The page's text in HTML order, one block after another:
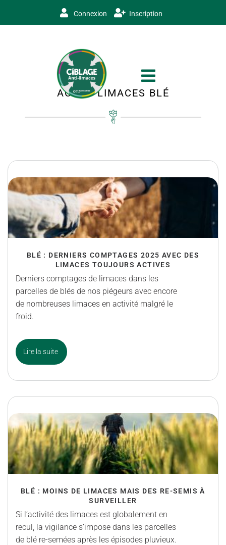
Connexion Inscription
ACTUS LIMACES BLÉ
BLÉ : DERNIERS COMPTAGES 2025 AVEC DES
LIMACES TOUJOURS ACTIVES
Derniers comptages de limaces dans les
parcelles de blés de nos piégeurs avec encore
de nombreuses limaces en activité malgré le
froid.
Lire la suite
BLÉ : MOINS DE LIMACES MAIS DES RE-SEMIS À
SURVEILLER
Si l’activité des limaces est globalement en
recul, la vigilance s’impose dans les parcelles
de blé re-semées après les épisodes pluvieux.